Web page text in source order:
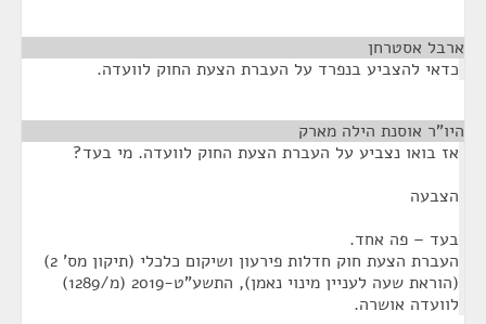
ארבל אסטרחן
כדאי להצביע בנפרד על העברת הצעת החוק לוועדה.
היו"ר אוסנת הילה מארק
אז בואו נצביע על העברת הצעת החוק לוועדה. מי בעד?
הצבעה
בעד – פה אחד.
העברת הצעת חוק חדלות פירעון ושיקום כלכלי (תיקון מס' 2)
(הוראת שעה לעניין מינוי נאמן), התשע"ט-2019 (מ/1289)
לוועדה אושרה.